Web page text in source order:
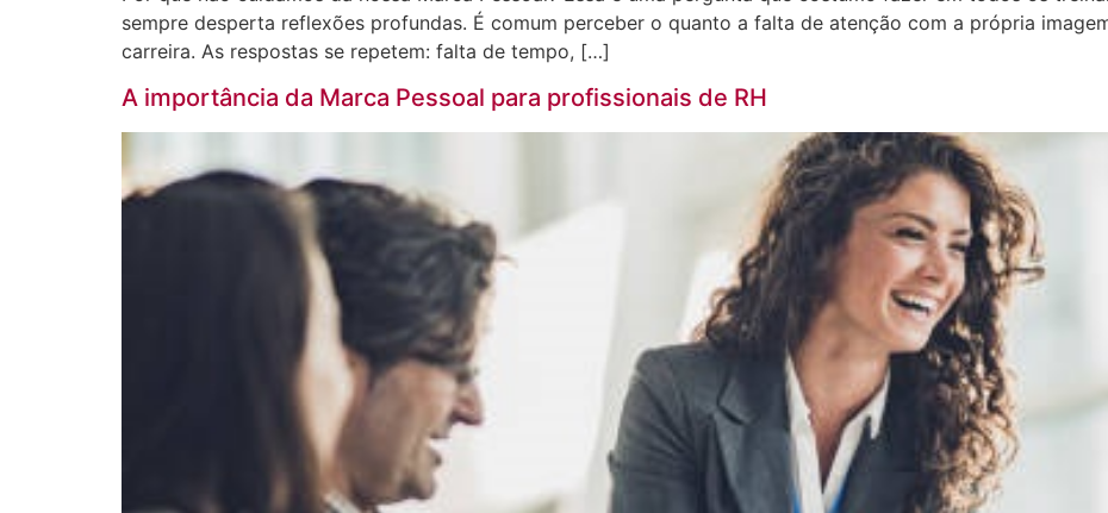
sempre desperta reflexões profundas. É comum perceber o quanto a falta de atenção com a própria
carreira. As respostas se repetem: falta de tempo, […]
A importância da Marca Pessoal para profissionais de RH